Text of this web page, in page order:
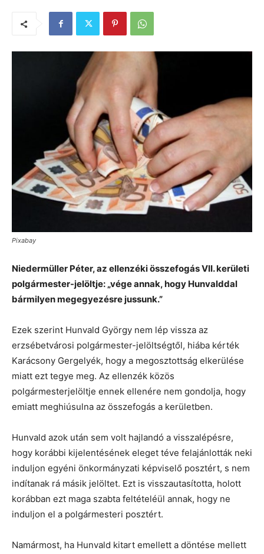
Pixabay
Niedermüller Péter, az ellenzéki összefogás VII. kerületi
polgármester-jelöltje: „vége annak, hogy Hunvalddal
bármilyen megegyezésre jussunk.”
Ezek szerint Hunvald György nem lép vissza az
erzsébetvárosi polgármester-jelöltségtől, hiába kérték
Karácsony Gergelyék, hogy a megosztottság elkerülése
miatt ezt tegye meg. Az ellenzék közös
polgármesterjelöltje ennek ellenére nem gondolja, hogy
emiatt meghiúsulna az összefogás a kerületben.
Hunvald azok után sem volt hajlandó a visszalépésre,
hogy korábbi kijelentésének eleget téve felajánlották neki
induljon egyéni önkormányzati képviselő posztért, s nem
indítanak rá másik jelöltet. Ezt is visszautasította, holott
korábban ezt maga szabta feltételéül annak, hogy ne
induljon el a polgármesteri posztért.
Namármost, ha Hunvald kitart emellett a döntése mellett